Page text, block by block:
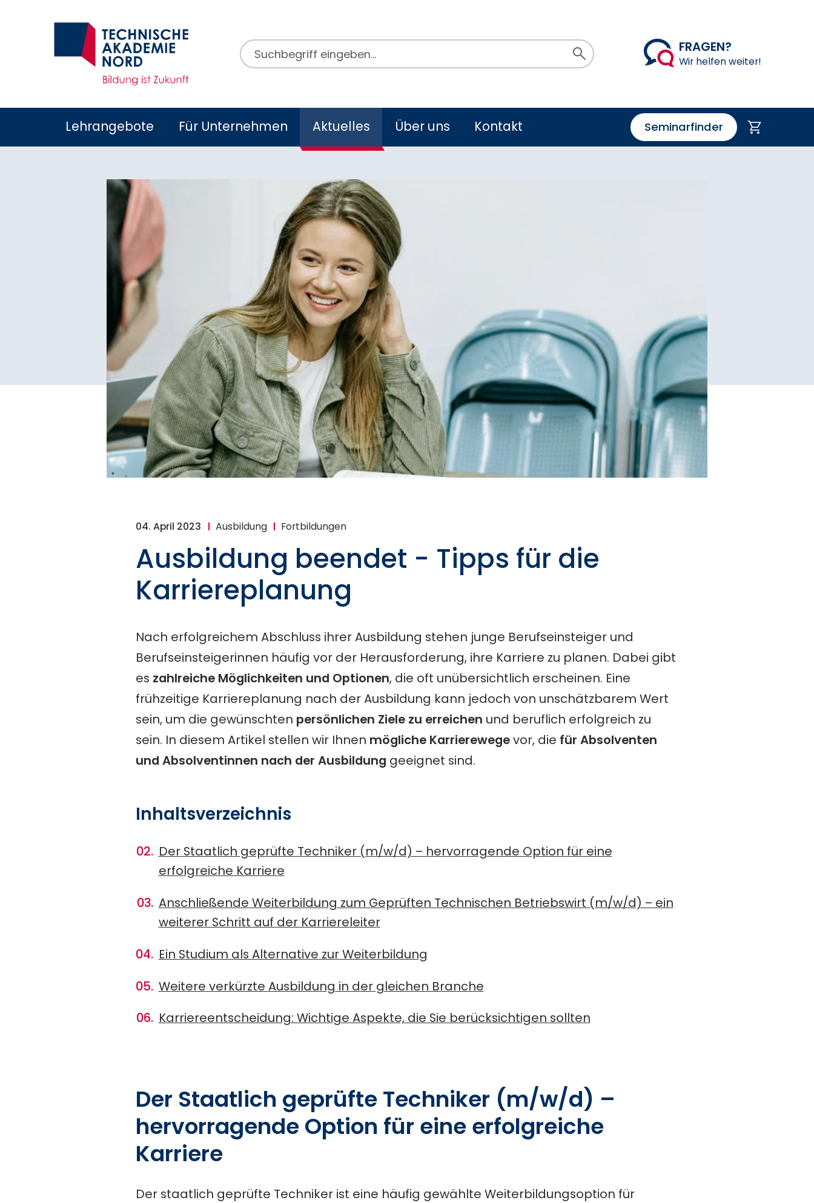
Suchbegriffe Suchen FRAGEN?
Wir helfen weiter!
Lehrangebote Für Unternehmen Aktuelles Über uns Kontakt Seminarfinder Warenkorb
04. April 2023 Ausbildung Fortbildungen
Ausbildung beendet - Tipps für die
Karriereplanung
Nach erfolgreichem Abschluss ihrer Ausbildung stehen junge Berufseinsteiger und
Berufseinsteigerinnen häufig vor der Herausforderung, ihre Karriere zu planen. Dabei gibt
es zahlreiche Möglichkeiten und Optionen, die oft unübersichtlich erscheinen. Eine
frühzeitige Karriereplanung nach der Ausbildung kann jedoch von unschätzbarem Wert
sein, um die gewünschten persönlichen Ziele zu erreichen und beruflich erfolgreich zu
sein. In diesem Artikel stellen wir Ihnen mögliche Karrierewegevor, die für Absolventen
und Absolventinnen nach der Ausbildung geeignet sind.
Inhaltsverzeichnis
Der Staatlich geprüfte Techniker (m/w/d) – hervorragende Option für eine
erfolgreiche Karriere
Anschließende Weiterbildung zum Geprüften Technischen Betriebswirt (m/w/d) – ein
weiterer Schritt auf der Karriereleiter
Ein Studium als Alternative zur Weiterbildung
Weitere verkürzte Ausbildung in der gleichen Branche
Karriereentscheidung: Wichtige Aspekte, die Sie berücksichtigen sollten
Der Staatlich geprüfte Techniker (m/w/d) –
hervorragende Option für eine erfolgreiche
Karriere
Der staatlich geprüfte Techniker ist eine häufig gewählte Weiterbildungsoption für